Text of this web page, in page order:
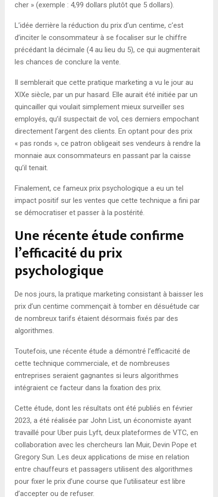
cher » (exemple : 4,99 dollars plutôt que 5 dollars).
L’idée derrière la réduction du prix d’un centime, c’est
d’inciter le consommateur à se focaliser sur le chiffre
précédant la décimale (4 au lieu du 5), ce qui augmenterait
les chances de conclure la vente.
Il semblerait que cette pratique marketing a vu le jour au
XIXe siècle, par un pur hasard. Elle aurait été initiée par un
quincailler qui voulait simplement mieux surveiller ses
employés, qu’il suspectait de vol, ces derniers empochant
directement l’argent des clients. En optant pour des prix
« pas ronds », ce patron obligeait ses vendeurs à rendre la
monnaie aux consommateurs en passant par la caisse
qu’il tenait.
Finalement, ce fameux prix psychologique a eu un tel
impact positif sur les ventes que cette technique a fini par
se démocratiser et passer à la postérité.
Une récente étude confirme
l’efficacité du prix
psychologique
De nos jours, la pratique marketing consistant à baisser les
prix d’un centime commençait à tomber en désuétude car
de nombreux tarifs étaient désormais fixés par des
algorithmes.
Toutefois, une récente étude a démontré l’efficacité de
cette technique commerciale, et de nombreuses
entreprises seraient gagnantes si leurs algorithmes
intégraient ce facteur dans la fixation des prix.
Cette étude, dont les résultats ont été publiés en février
2023, a été réalisée par John List, un économiste ayant
travaillé pour Uber puis Lyft, deux plateformes de VTC, en
collaboration avec les chercheurs Ian Muir, Devin Pope et
Gregory Sun. Les deux applications de mise en relation
entre chauffeurs et passagers utilisent des algorithmes
pour fixer le prix d’une course que l’utilisateur est libre
d’accepter ou de refuser.